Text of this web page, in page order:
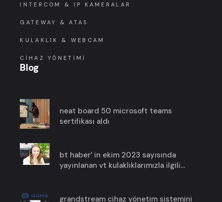
INTERCOM & IP KAMERALAR
GATEWAY & ATAS
KULAKLIK & WEBCAM
CIHAZ YÖNETIMI
Blog
neat board 50 microsoft teams
sertifikası aldı
bt haber’ in ekim 2023 sayısında
yayınlanan vt kulaklıklarımızla ilgili
grandstream cihaz yönetim sistemini